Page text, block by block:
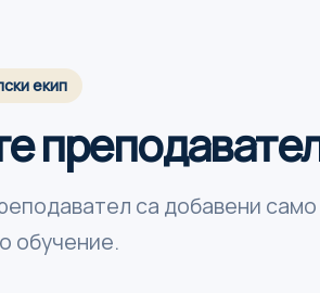
екип
са добавени
обучение.